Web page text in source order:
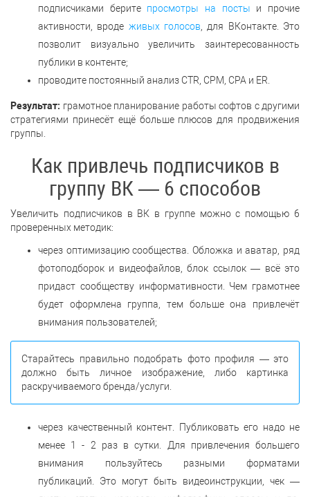
подписчиками берите просмотры на посты и прочие
активности, вроде живых голосов, для ВКонтакте. Это
позволит визуально увеличить заинтересованность
публики в контенте;
проводите постоянный анализ CTR, CPM, CPA и ER.
Результат: грамотное планирование работы софтов с другими
стратегиями принесёт ещё больше плюсов для продвижения
группы.
Как привлечь подписчиков в
группу ВК — 6 способов
Увеличить подписчиков в ВК в группе можно с помощью 6
проверенных методик:
через оптимизацию сообщества. Обложка и аватар, ряд
фотоподборок и видеофайлов, блок ссылок — всё это
придаст сообществу информативности. Чем грамотнее
будет оформлена группа, тем больше она привлечёт
внимания пользователей;
Старайтесь правильно подобрать фото профиля — это
должно быть личное изображение, либо картинка
раскручиваемого бренда/услуги.
через качественный контент. Публиковать его надо не
менее 1 - 2 раз в сутки. Для привлечения большего
внимания пользуйтесь разными форматами
публикаций. Это могут быть видеоинструкции, чек —